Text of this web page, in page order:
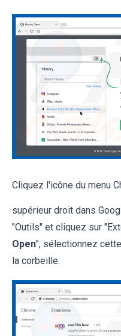
Cliquez l'icône du menu
supérieur droit dans
"Outils" et cliquez sur
Open", sélectionnez
la corbeille.